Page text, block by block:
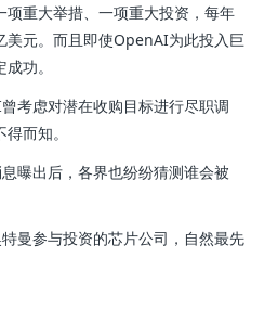
重大举措、一项重大投资，每年
美元。而且即使OpenAI为此投入巨
功。
虑对潜在收购目标进行尽职调
而知。
出后，各界也纷纷猜测谁会被
参与投资的芯片公司，自然最先